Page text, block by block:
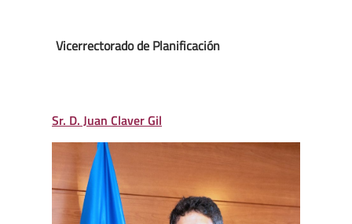
Vicerrectorado de Planificación
Sr. D. Juan Claver Gil